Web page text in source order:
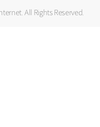
All Rights Reserved.